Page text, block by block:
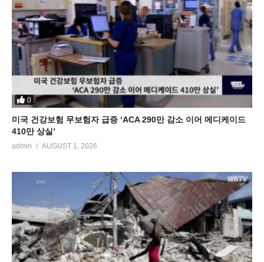
0
미국 건강보험 무보험자 급증 ‘ACA 290만 감소 이어 메디케이드
410만 상실’
admin AUGUST 1, 2026